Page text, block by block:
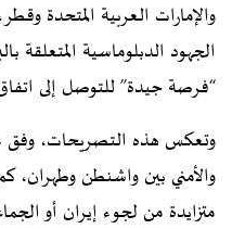
والإمارات العربية المتحدة
الجهود الدبلوماسية المتعلقة
“فرصة جيدة” للتوصل إلى
وتعكس هذه التصريحات، وفق
والأمني بين واشنطن
متزايدة من لجوء إيران أو